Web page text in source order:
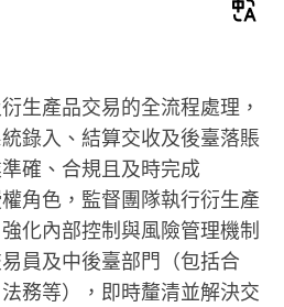
生產品交易的全流程處理，
錄入、結算交收及後臺落賬
確、合規且及時完成
角色，監督團隊執行衍生產
化內部控制與風險管理機制
員及中後臺部門（包括合
務等），即時釐清並解決交